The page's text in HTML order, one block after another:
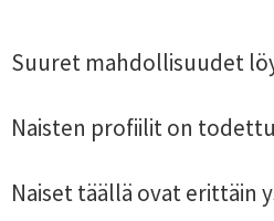
Suuret mahdollisuudet
Naisten profiilit on
Naiset täällä ovat erittäin